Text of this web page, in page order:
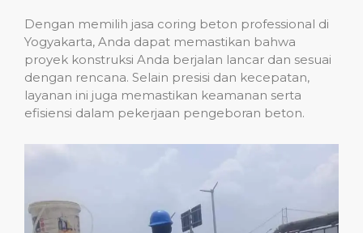
Dengan memilih jasa coring beton professional di
Yogyakarta, Anda dapat memastikan bahwa
proyek konstruksi Anda berjalan lancar dan sesuai
dengan rencana. Selain presisi dan kecepatan,
layanan ini juga memastikan keamanan serta
efisiensi dalam pekerjaan pengeboran beton.